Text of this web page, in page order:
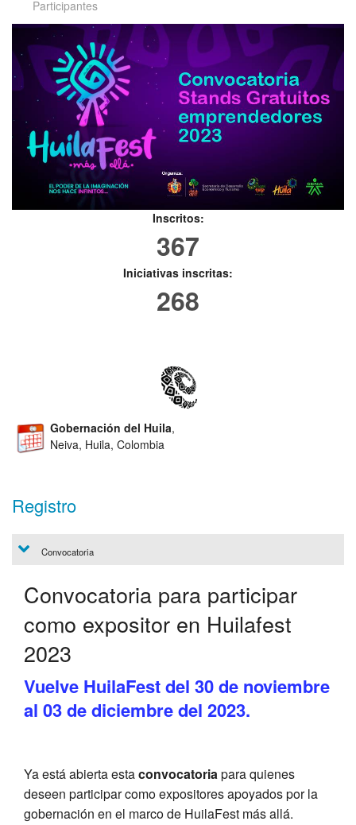
Participantes
Inscritos:
367
Iniciativas inscritas:
268
Gobernación del Huila,
Neiva, Huila, Colombia
Registro
Convocatoria
Convocatoria para participar
como expositor en Huilafest
2023
Vuelve HuilaFest del 30 de noviembre
al 03 de diciembre del 2023.
Ya está abierta estaconvocatoriapara quienes
deseen participar como expositores apoyados por la
gobernación en el marco de HuilaFest más allá.